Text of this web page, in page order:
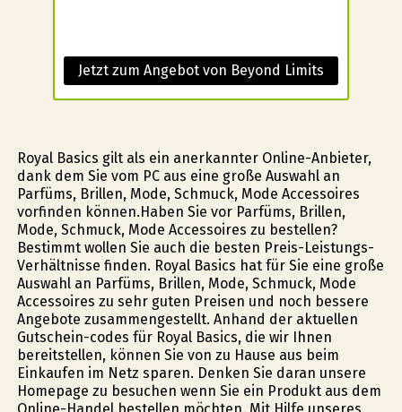
Jetzt zum Angebot von Beyond Limits
Royal Basics gilt als ein anerkannter Online-Anbieter,
dank dem Sie vom PC aus eine große Auswahl an
Parfüms, Brillen, Mode, Schmuck, Mode Accessoires
vorfinden können.Haben Sie vor Parfüms, Brillen,
Mode, Schmuck, Mode Accessoires zu bestellen?
Bestimmt wollen Sie auch die besten Preis-Leistungs-
Verhältnisse finden. Royal Basics hat für Sie eine große
Auswahl an Parfüms, Brillen, Mode, Schmuck, Mode
Accessoires zu sehr guten Preisen und noch bessere
Angebote zusammengestellt. Anhand der aktuellen
Gutschein-codes für Royal Basics, die wir Ihnen
bereitstellen, können Sie von zu Hause aus beim
Einkaufen im Netz sparen. Denken Sie daran unsere
Homepage zu besuchen wenn Sie ein Produkt aus dem
Online-Handel bestellen möchten. Mit Hilfe unseres